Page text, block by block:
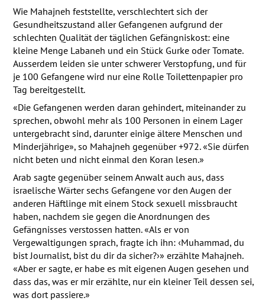
Wie Mahajneh feststellte, verschlechtert sich der
Gesundheitszustand aller Gefangenen aufgrund der
schlechten Qualität der täglichen Gefängniskost: eine
kleine Menge Labaneh und ein Stück Gurke oder Tomate.
Ausserdem leiden sie unter schwerer Verstopfung, und für
je 100 Gefangene wird nur eine Rolle Toilettenpapier pro
Tag bereitgestellt.
«Die Gefangenen werden daran gehindert, miteinander zu
sprechen, obwohl mehr als 100 Personen in einem Lager
untergebracht sind, darunter einige ältere Menschen und
Minderjährige», so Mahajneh gegenüber +972. «Sie dürfen
nicht beten und nicht einmal den Koran lesen.»
Arab sagte gegenüber seinem Anwalt auch aus, dass
israelische Wärter sechs Gefangene vor den Augen der
anderen Häftlinge mit einem Stock sexuell missbraucht
haben, nachdem sie gegen die Anordnungen des
Gefängnisses verstossen hatten. «Als er von
Vergewaltigungen sprach, fragte ich ihn: ‹Muhammad, du
bist Journalist, bist du dir da sicher?›» erzählte Mahajneh.
«Aber er sagte, er habe es mit eigenen Augen gesehen und
dass das, was er mir erzählte, nur ein kleiner Teil dessen sei,
was dort passiere.»